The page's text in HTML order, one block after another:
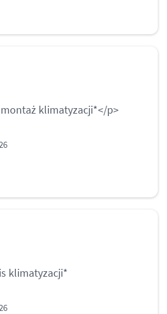
montaż klimatyzacji*</p>
klimatyzacji*